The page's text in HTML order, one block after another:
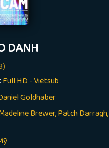
DANH
Full HD - Vietsub
Goldhaber
Brewer, Patch